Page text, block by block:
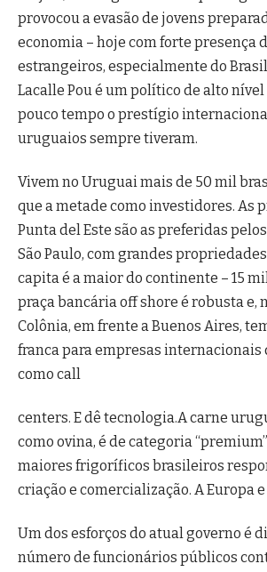
provocou a evasão de jovens
economia – hoje com forte presença
estrangeiros, especialmente do
Lacalle Pou é um político de alto nível
pouco tempo o prestígio
uruguaios sempre tiveram.
Vivem no Uruguai mais de 50 mil
que a metade como investidores. As
Punta del Este são as preferidas
São Paulo, com grandes
capita é a maior do continente – 15
praça bancária off shore é robusta e,
Colônia, em frente a Buenos Aires,
franca para empresas internacionais
como call
centers. E dê tecnologia.A carne
como ovina, é de categoria
maiores frigoríficos brasileiros
criação e comercialização. A Europa e
Um dos esforços do atual governo é
número de funcionários públicos